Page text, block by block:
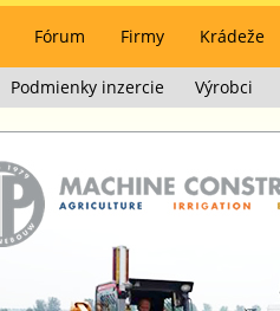
Fórum Firmy Krádeže
Podmienky inzercie Výrobci